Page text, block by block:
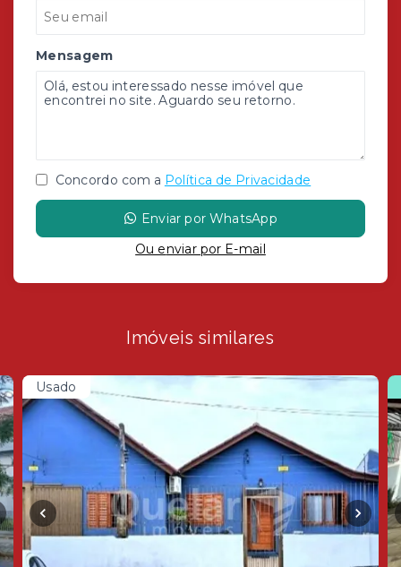
Mensagem
Concordo com a Política de Privacidade
Enviar por WhatsApp
Ou enviar por E-mail
Imóveis similares
Usado